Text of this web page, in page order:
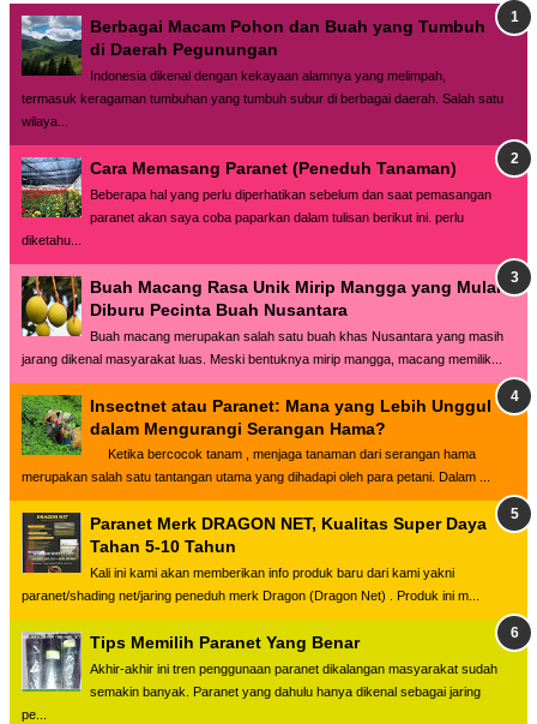
Berbagai Macam Pohon dan Buah yang Tumbuh
di Daerah Pegunungan
Indonesia dikenal dengan kekayaan alamnya yang melimpah,
termasuk keragaman tumbuhan yang tumbuh subur di berbagai daerah. Salah satu
wilaya...
Cara Memasang Paranet (Peneduh Tanaman)
Beberapa hal yang perlu diperhatikan sebelum dan saat pemasangan
paranet akan saya coba paparkan dalam tulisan berikut ini. perlu
diketahu...
Buah Macang Rasa Unik Mirip Mangga yang Mulai
Diburu Pecinta Buah Nusantara
Buah macang merupakan salah satu buah khas Nusantara yang masih
jarang dikenal masyarakat luas. Meski bentuknya mirip mangga, macang memilik...
Insectnet atau Paranet: Mana yang Lebih Unggul
dalam Mengurangi Serangan Hama?
Ketika bercocok tanam , menjaga tanaman dari serangan hama
merupakan salah satu tantangan utama yang dihadapi oleh para petani. Dalam ...
Paranet Merk DRAGON NET, Kualitas Super Daya
Tahan 5-10 Tahun
Kali ini kami akan memberikan info produk baru dari kami yakni
paranet/shading net/jaring peneduh merk Dragon (Dragon Net) . Produk ini m...
Tips Memilih Paranet Yang Benar
Akhir-akhir ini tren penggunaan paranet dikalangan masyarakat sudah
semakin banyak. Paranet yang dahulu hanya dikenal sebagai jaring
pe...